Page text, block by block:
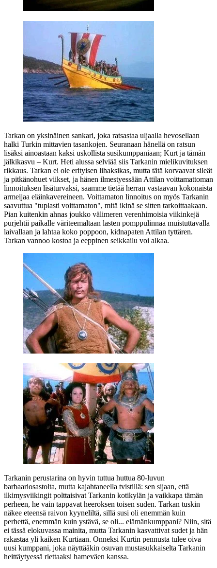
Tarkan on yksinäinen sankari, joka ratsastaa uljaalla hevosellaan
halki Turkin mittavien tasankojen. Seuranaan hänellä on ratsun
lisäksi ainoastaan kaksi uskollista susikumppaniaan; Kurt ja tämän
jälkikasvu – Kurt. Heti alussa selviää siis Tarkanin mielikuvituksen
rikkaus. Tarkan ei ole erityisen lihaksikas, mutta tätä korvaavat sileät
ja pitkänohuet viikset, ja hänen ilmestyessään Attilan voittamattoman
linnoituksen lisäturvaksi, saamme tietää herran vastaavan kokonaista
armeijaa eläinkavereineen. Voittamaton linnoitus on myös Tarkanin
saavuttua "tuplasti voittamaton", mitä ikinä se sitten tarkoittaakaan.
Pian kuitenkin ahnas joukko välimeren verenhimoisia viikinkejä
purjehtii paikalle väriteemaltaan lasten pomppulinnaa muistuttavalla
laivallaan ja lahtaa koko poppoon, kidnapaten Attilan tyttären.
Tarkan vannoo kostoa ja eeppinen seikkailu voi alkaa.
Tarkanin perustarina on hyvin tuttua huttua 80‑luvun
barbaariosastolta, mutta kajahtaneella tvistillä: sen sijaan, että
ilkimysviikingit polttaisivat Tarkanin kotikylän ja vaikkapa tämän
perheen, he vain tappavat heeroksen toisen suden. Tarkan tuskin
näkee eteensä raivon kyyneliltä, sillä susi oli enemmän kuin
perhettä, enemmän kuin ystävä, se oli... elämänkumppani? Niin, sitä
ei tässä elokuvassa mainita, mutta Tarkanin kasvattivat sudet ja hän
rakastaa yli kaiken Kurtiaan. Onneksi Kurtin pennusta tulee oiva
uusi kumppani, joka näyttääkin osuvan mustasukkaiselta Tarkanin
heittäytyessä riettaaksi hameväen kanssa.